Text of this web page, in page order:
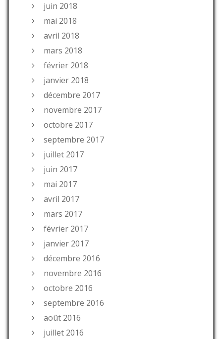
juin 2018
mai 2018
avril 2018
mars 2018
février 2018
janvier 2018
décembre 2017
novembre 2017
octobre 2017
septembre 2017
juillet 2017
juin 2017
mai 2017
avril 2017
mars 2017
février 2017
janvier 2017
décembre 2016
novembre 2016
octobre 2016
septembre 2016
août 2016
juillet 2016